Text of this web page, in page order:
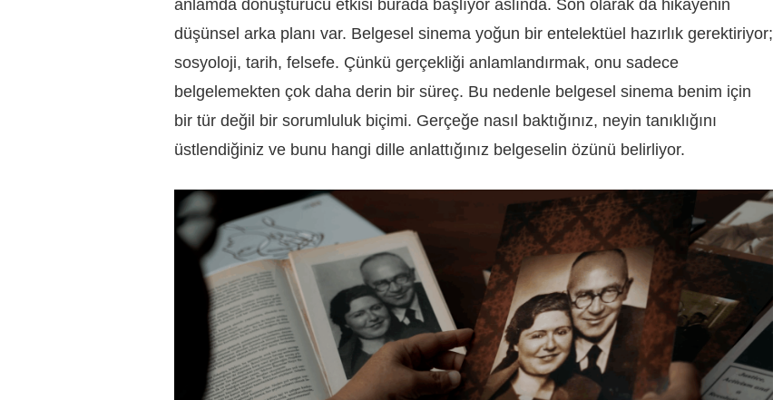
anlamda dönüştürücü etkisi burada başlıyor aslında. Son olarak da hikâyenin
düşünsel arka planı var. Belgesel sinema yoğun bir entelektüel hazırlık gerektiriyor;
sosyoloji, tarih, felsefe. Çünkü gerçekliği anlamlandırmak, onu sadece
belgelemekten çok daha derin bir süreç. Bu nedenle belgesel sinema benim için
bir tür değil bir sorumluluk biçimi. Gerçeğe nasıl baktığınız, neyin tanıklığını
üstlendiğiniz ve bunu hangi dille anlattığınız belgeselin özünü belirliyor.